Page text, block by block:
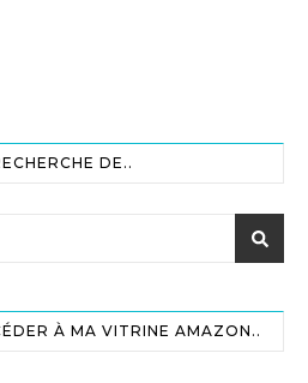
DE..
À MA VITRINE AMAZON..